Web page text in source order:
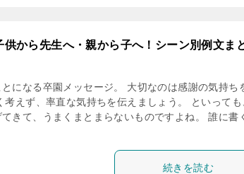
供から先生へ・親から子へ！シーン別例文ま
になる卒園メッセージ。 大切なのは感謝の気持ち
考えず、率直な気持ちを伝えましょう。 といっても
きて、うまくまとまらないものですよね。 誰に書
続きを読む